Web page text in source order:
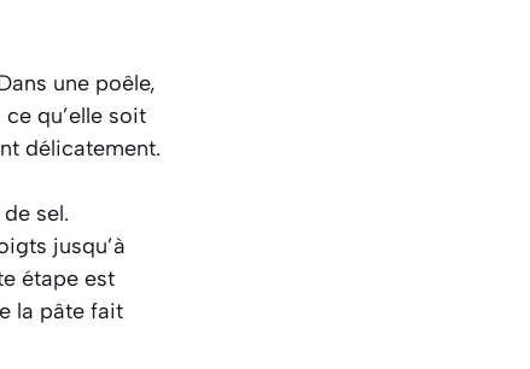
une poêle,
qu’elle soit
délicatement.
sel.
jusqu’à
étape est
la pâte fait